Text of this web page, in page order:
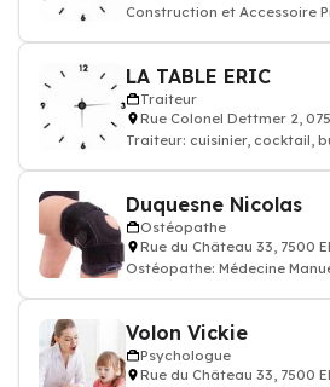
Construction et Accessoire
LA TABLE ERIC
Traiteur
Rue Colonel Dettmer 2,
Traiteur: cuisinier, cocktail,
Duquesne Nicolas
Ostéopathe
Rue du Château 33, 7500
Ostéopathe: Médecine
Volon Vickie
Psychologue
Rue du Château 33, 7500